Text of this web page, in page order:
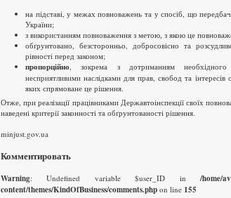
на підставі, у межах повноважень та у спосіб, що
України;
з використанням повноваження з метою, з якою це
обґрунтовано, безсторонньо, добросовісно та
рівності перед законом;
пропорційно , зокрема з дотриманням
несприятливими наслідками для прав, свобод та
яких спрямоване це рішення.
Отже, при реалізації працівниками Державтоінспекції своїх
наведені критерії законності та обґрунтованості рішення.
minjust.gov.ua
Комментировать
Warning: Undefined variable $user_ID in /home/
content/themes/KindOfBusiness/comments.php on line 155